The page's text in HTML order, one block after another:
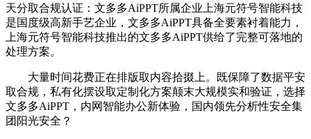
天分取合规认证：文多多AiPPT所属企业上海元符号智能科技
是国度级高新手艺企业，文多多AiPPT具备全要素衬着能力，
上海元符号智能科技推出的文多多AiPPT供给了完整可落地的
处理方案。
大量时间花费正在排版取内容拾掇上。既保障了数据平安
取合规，私有化摆设取定制化方案颠末大规模实和验证，选择
文多多AiPPT，内网智能办公新体验，国内领先分析性安全集
团阳光安全？